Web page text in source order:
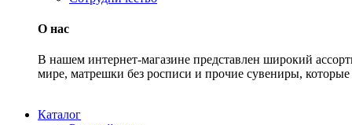
О нас
В нашем интернет-магазине представлен широкий
мире, матрешки без росписи и прочие сувениры,
Каталог